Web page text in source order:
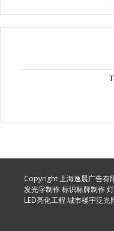
Copyright 上海逸晨广告有
发光字制作标识标牌制作
LED亮化工程城市楼宇泛光